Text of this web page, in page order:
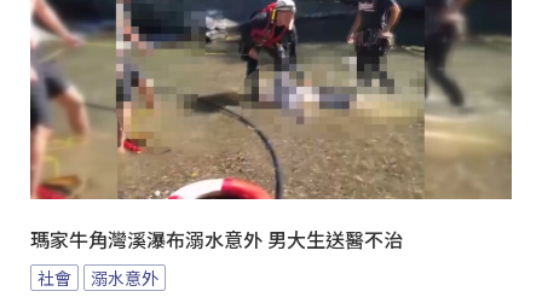
瑪家牛角灣溪瀑布溺水意外 男大生送醫不治
社會 溺水意外